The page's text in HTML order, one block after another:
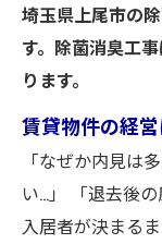
埼玉県上尾市の
す。除菌消臭工
ります。
賃貸物件の経
「なぜか内見は
い…」 「退去後
入居者が決まる